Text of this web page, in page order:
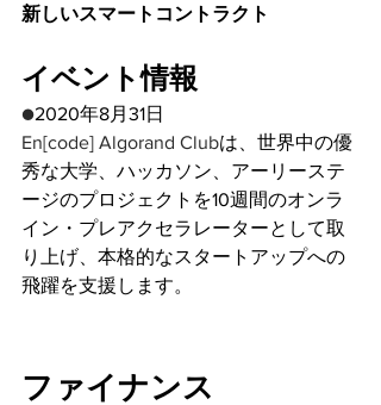
新しいスマートコントラクト
イベント情報
●2020年8月31日
En[code] Algorand Clubは、世界中の優
秀な大学、ハッカソン、アーリーステ
ージのプロジェクトを10週間のオンラ
イン・プレアクセラレーターとして取
り上げ、本格的なスタートアップへの
飛躍を支援します。
ファイナンス